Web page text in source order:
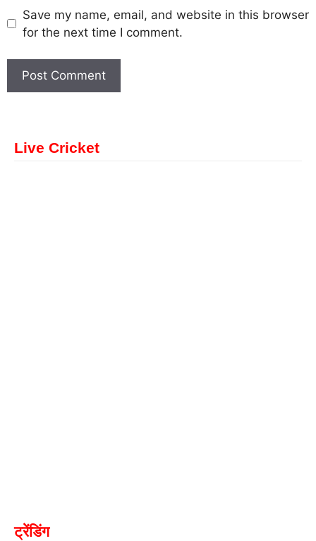
Save my name, email, and website in this browser
for the next time I comment.
Live Cricket
ट्रेंडिंग